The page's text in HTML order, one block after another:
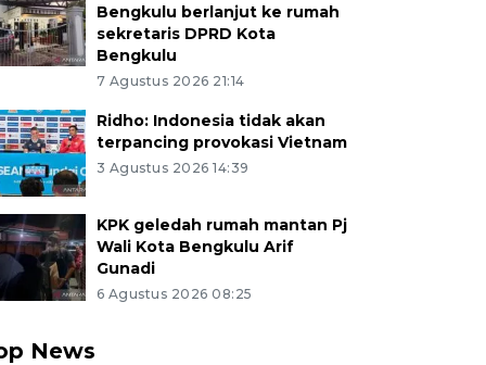
Bengkulu berlanjut ke rumah
sekretaris DPRD Kota
Bengkulu
7 Agustus 2026 21:14
Ridho: Indonesia tidak akan
terpancing provokasi Vietnam
3 Agustus 2026 14:39
KPK geledah rumah mantan Pj
Wali Kota Bengkulu Arif
Gunadi
6 Agustus 2026 08:25
News